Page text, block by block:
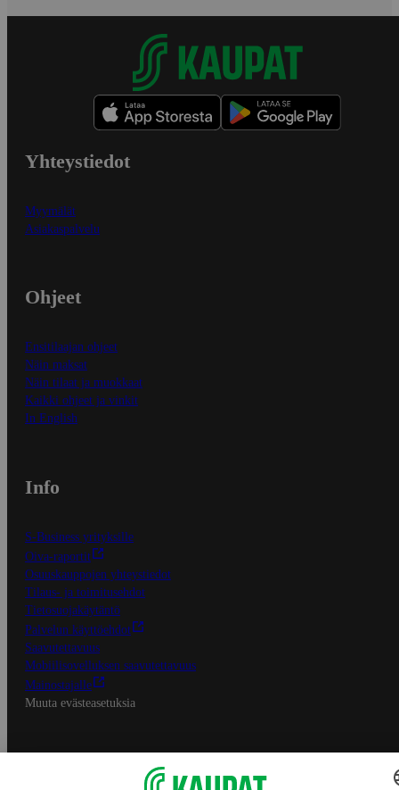
Yhteystiedot
Myymälät
Asiakaspalvelu
Ohjeet
Ensitilaajan ohjeet
Näin maksat
Näin tilaat ja muokkaat
Kaikki ohjeet ja vinkit
In English
Info
S-Business yrityksille
Oiva-raportit
Osuuskauppojen yhteystiedot
Tilaus- ja toimitusehdot
Tietosuojakäytäntö
Palvelun käyttöehdot
Saavutettavuus
Mobiilisovelluksen saavutettavuus
Mainostajalle
Muuta evästeasetuksia
S-ryhmän palvelut